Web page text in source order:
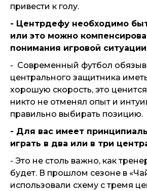
привести к голу.
- Центрдефу необходимо
или это можно
понимания игровой
- Современный футбол
центрального защитника
хорошую скорость, это
никто не отменял опыт и
правильно выбирать позицию.
- Для вас имеет
играть в два или в три
- Это не столь важно, как
будет. В прошлом сезоне в
использовали схему с тремя